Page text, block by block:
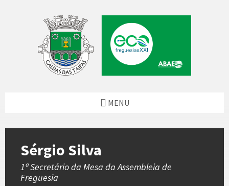
MENU
Sérgio Silva
1ª Secretário da Mesa da Assembleia de
Freguesia